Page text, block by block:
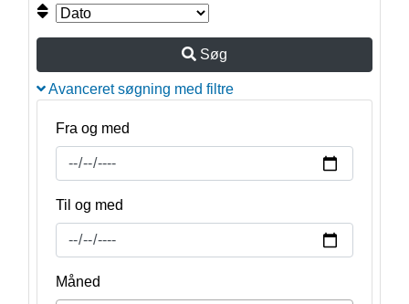
Søg
Avanceret søgning med filtre
Fra og med
Til og med
Måned